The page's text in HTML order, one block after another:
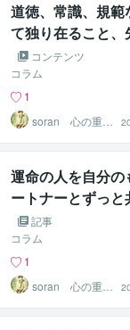
道徳、常識、規
て独り在ること
不信の危機感、
る遠隔法術ヒーリ
コンテンツ
コラム
1
soran 心の重荷
を下ろせるヒー
リング
運命の人を自分
ートナーとずっ
パートナーがい
ない執着の幻覚、
ーリング
記事
コラム
1
soran 心の重荷
を下ろせるヒー
リング